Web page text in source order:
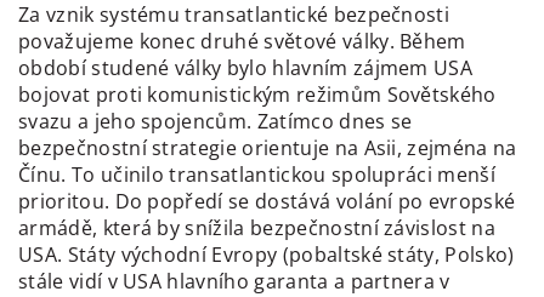
Za vznik systému transatlantické bezpečnosti
považujeme konec druhé světové války. Během
období studené války bylo hlavním zájmem USA
bojovat proti komunistickým režimům Sovětského
svazu a jeho spojencům. Zatímco dnes se
bezpečnostní strategie orientuje na Asii, zejména na
Čínu. To učinilo transatlantickou spolupráci menší
prioritou. Do popředí se dostává volání po evropské
armádě, která by snížila bezpečnostní závislost na
USA. Státy východní Evropy (pobaltské státy, Polsko)
stále vidí v USA hlavního garanta a partnera v